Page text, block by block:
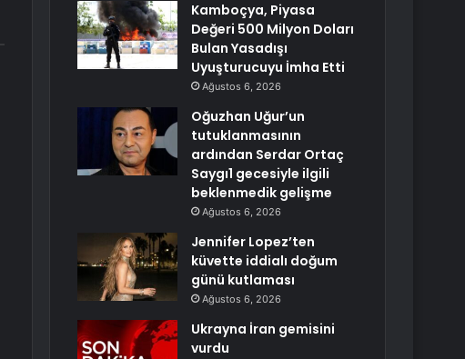
Kamboçya, Piyasa
Değeri 500 Milyon Doları
Bulan Yasadışı
Uyuşturucuyu İmha Etti
Ağustos 6, 2026
Oğuzhan Uğur’un
tutuklanmasının
ardından Serdar Ortaç
Saygı1 gecesiyle ilgili
beklenmedik gelişme
Ağustos 6, 2026
Jennifer Lopez’ten
küvette iddialı doğum
günü kutlaması
Ağustos 6, 2026
Ukrayna İran gemisini
vurdu